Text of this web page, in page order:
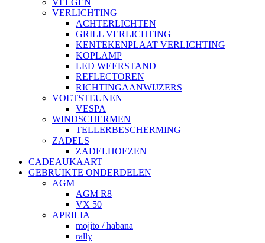
VELGEN
VERLICHTING
ACHTERLICHTEN
GRILL VERLICHTING
KENTEKENPLAAT VERLICHTING
KOPLAMP
LED WEERSTAND
REFLECTOREN
RICHTINGAANWIJZERS
VOETSTEUNEN
VESPA
WINDSCHERMEN
TELLERBESCHERMING
ZADELS
ZADELHOEZEN
CADEAUKAART
GEBRUIKTE ONDERDELEN
AGM
AGM R8
VX 50
APRILIA
mojito / habana
rally